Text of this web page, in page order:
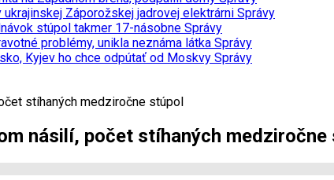
Záporožskej jadrovej elektrárni Správy
stúpol takmer 17-násobne Správy
problémy, unikla neznáma látka Správy
Kyjev ho chce odpútať od Moskvy Správy
stíhaných medziročne stúpol
násilí, počet stíhaných medziročne